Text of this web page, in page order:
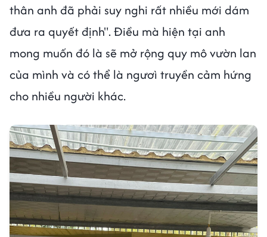
thân anh đã phải suy nghi rất nhiều mới dám
đưa ra quyết định". Điều mà hiện tại anh
mong muốn đó là sẽ mở rộng quy mô vườn lan
của mình và có thể là ngươì truyền cảm hứng
cho nhiều người khác.